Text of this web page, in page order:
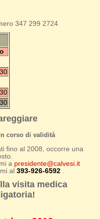
347 299 2724
corso di validità
fino al 2008, occorre una
a presidente@calvesi.it
al393-926-6592
visita medica